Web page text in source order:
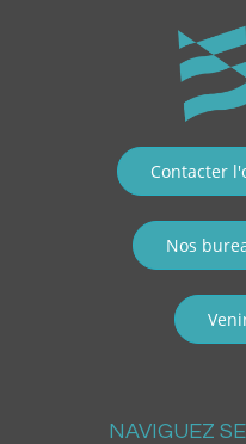
Contacter
Nos
NAVIGUEZ